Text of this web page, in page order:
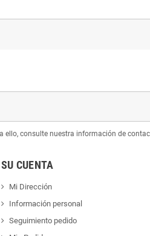
ello, consulte nuestra información de
SU CUENTA
Mi Dirección
Información personal
Seguimiento pedido